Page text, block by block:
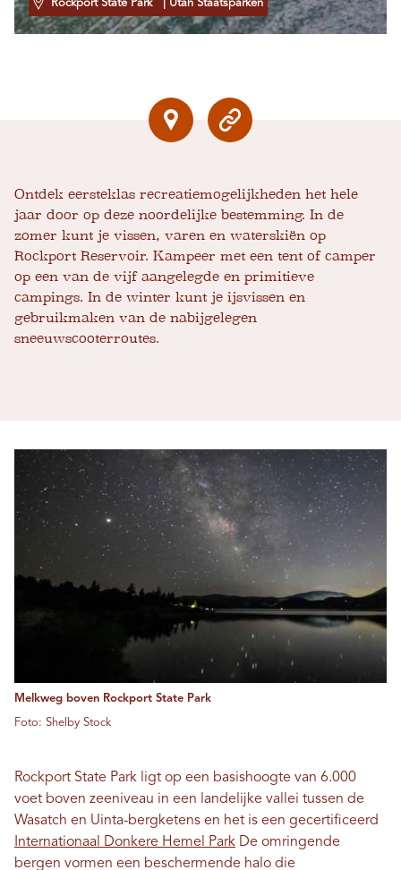
Rockport State Park | Utah Staatsparken
Ontdek eersteklas recreatiemogelijkheden het hele
jaar door op deze noordelijke bestemming. In de
zomer kunt je vissen, varen en waterskiën op
Rockport Reservoir. Kampeer met een tent of camper
op een van de vijf aangelegde en primitieve
campings. In de winter kunt je ijsvissen en
gebruikmaken van de nabijgelegen
sneeuwscooterroutes.
Melkweg boven Rockport State Park
Foto: Shelby Stock
Rockport State Park ligt op een basishoogte van 6.000
voet boven zeeniveau in een landelijke vallei tussen de
Wasatch en Uinta-bergketens en het is een gecertificeerd
Internationaal Donkere Hemel Park De omringende
bergen vormen een beschermende halo die